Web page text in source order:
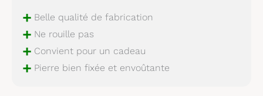
+Belle qualité de fabrication
+Ne rouille pas
+Convient pour un cadeau
+Pierre bien fixée et envoûtante